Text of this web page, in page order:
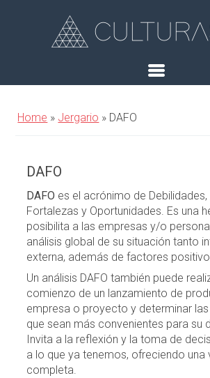
Home » Jergario » DAFO
DAFO
DAFO es el acrónimo de Debilidades,
Fortalezas y Oportunidades. Es una
posibilita a las empresas y/o
análisis global de su situación tanto
externa, además de factores
Un análisis DAFO también puede
comienzo de un lanzamiento de
empresa o proyecto y determinar
que sean más convenientes para su
Invita a la reflexión y la toma de
a lo que ya tenemos, ofreciendo una
completa.